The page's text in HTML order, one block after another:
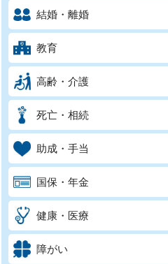
結婚・離婚
教育
高齢・介護
死亡・相続
助成・手当
国保・年金
健康・医療
障がい